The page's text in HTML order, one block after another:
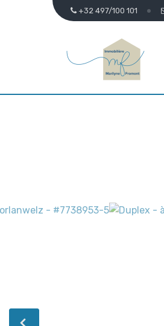
+32 497/100 101